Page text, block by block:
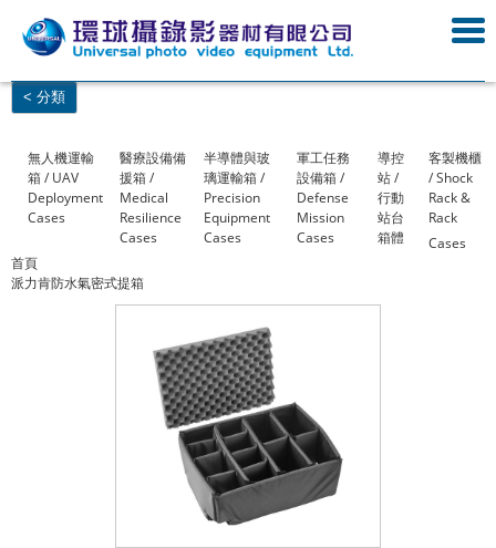
< 分類
無人機運輸
箱 / UAV
Deployment
Cases
醫療設備備
援箱 /
Medical
Resilience
Cases
半導體與玻
璃運輸箱 /
Precision
Equipment
Cases
軍工任務
設備箱 /
Defense
Mission
Cases
導控
站 /
行動
站台
箱體
客製機櫃
/ Shock
Rack &
Rack
Cases
首頁
派力肯防水氣密式提箱